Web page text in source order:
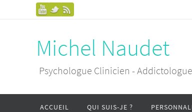
Michel Naudet
Psychologue Clinicien -
ACCUEIL QUI SUIS-JE ?